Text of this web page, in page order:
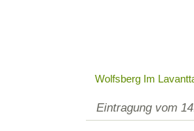
Wolfsberg Im
Eintragung vom